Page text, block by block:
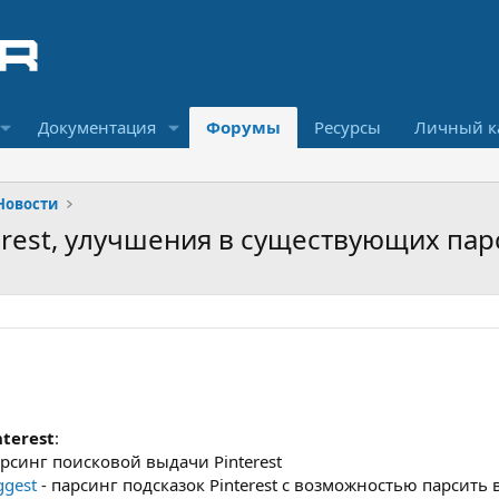
Документация Форумы Ресурсы Личный
улучшения в существующих
:
поисковой выдачи Pinterest
- парсинг подсказок Pinterest с возможностью парсить